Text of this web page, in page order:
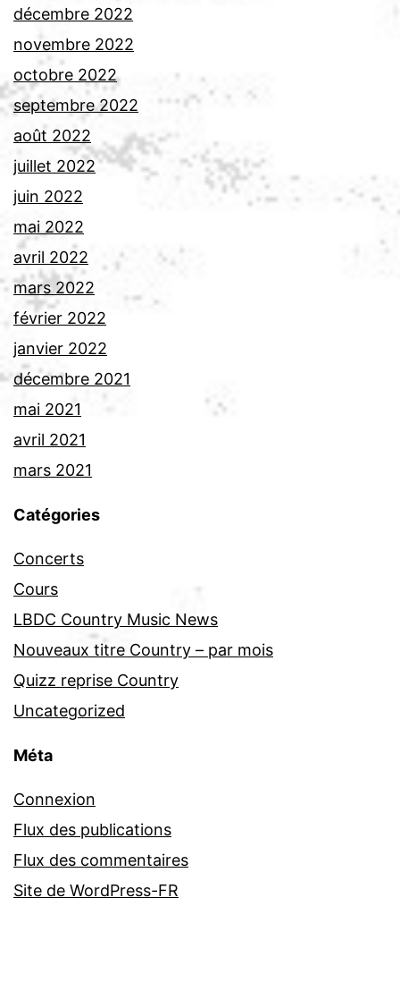
décembre 2022
novembre 2022
octobre 2022
septembre 2022
août 2022
juillet 2022
juin 2022
mai 2022
avril 2022
mars 2022
février 2022
janvier 2022
décembre 2021
mai 2021
avril 2021
mars 2021
Catégories
Concerts
Cours
LBDC Country Music News
Nouveaux titre Country – par mois
Quizz reprise Country
Uncategorized
Méta
Connexion
Flux des publications
Flux des commentaires
Site de WordPress-FR